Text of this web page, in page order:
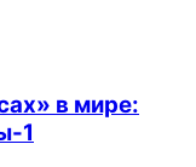
в мире:
1